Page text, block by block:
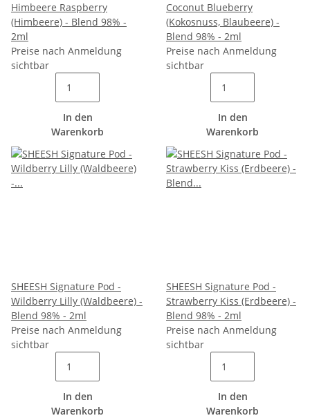
Himbeere Raspberry
(Himbeere) - Blend 98% -
2ml
Preise nach Anmeldung
sichtbar
In den
Warenkorb
Coconut Blueberry
(Kokosnuss, Blaubeere) -
Blend 98% - 2ml
Preise nach Anmeldung
sichtbar
In den
Warenkorb
SHEESH Signature Pod -
Wildberry Lilly (Waldbeere) -
Blend 98% - 2ml
Preise nach Anmeldung
sichtbar
In den
Warenkorb
SHEESH Signature Pod -
Strawberry Kiss (Erdbeere) -
Blend 98% - 2ml
Preise nach Anmeldung
sichtbar
In den
Warenkorb